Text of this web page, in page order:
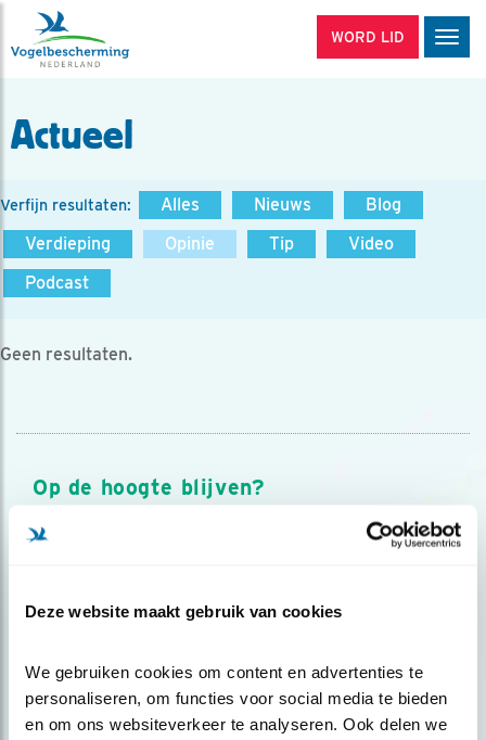
Deze website maakt gebruik van cookies
We gebruiken cookies om content en advertenties te
personaliseren, om functies voor social media te bieden
en om ons websiteverkeer te analyseren. Ook delen we
WORD LID
Actueel
Verfijn resultaten: Alles Nieuws
Blog
Verdieping
Opinie Tip
Video
Podcast
Geen resultaten.
Op de hoogte blijven?
Meld je aan en ontvang nieuws, inspiratie, acties en tips
over vogels en activiteiten van Vogelbescherming.